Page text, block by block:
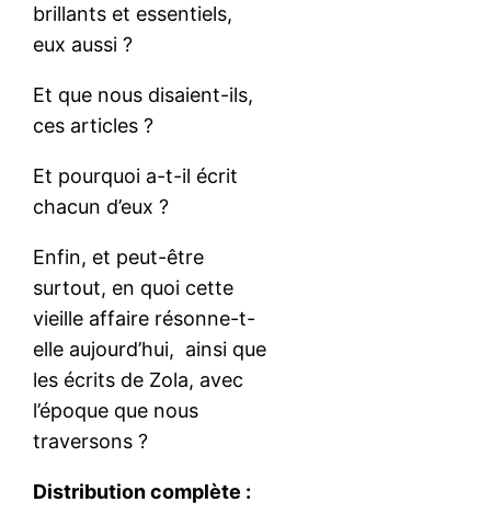
brillants et essentiels,
eux aussi ?
Et que nous disaient-ils,
ces articles ?
Et pourquoi a-t-il écrit
chacun d’eux ?
Enfin, et peut-être
surtout, en quoi cette
vieille affaire résonne-t-
elle aujourd’hui, ainsi que
les écrits de Zola, avec
l’époque que nous
traversons ?
Distribution complète :